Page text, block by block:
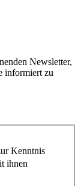
Newsletter,
informiert zu
Kenntnis
ihnen